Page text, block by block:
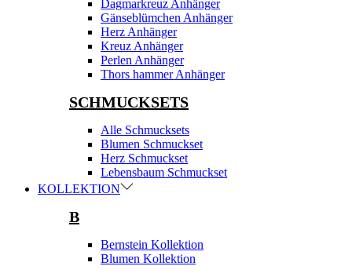
Dagmarkreuz Anhänger
Gänseblümchen Anhänger
Herz Anhänger
Kreuz Anhänger
Perlen Anhänger
Thors hammer Anhänger
SCHMUCKSETS
Alle Schmucksets
Blumen Schmuckset
Herz Schmuckset
Lebensbaum Schmuckset
KOLLEKTION
B
Bernstein Kollektion
Blumen Kollektion